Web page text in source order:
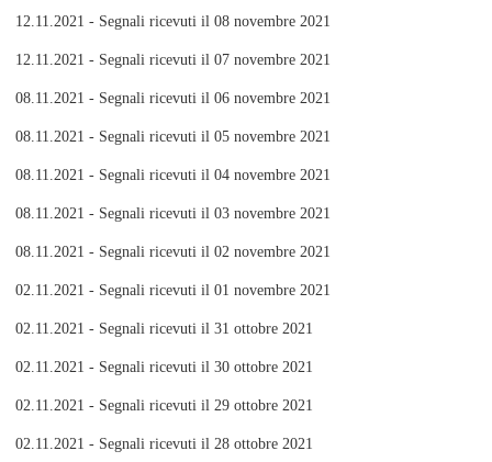
12.11.2021 - Segnali ricevuti il 08 novembre 2021
12.11.2021 - Segnali ricevuti il 07 novembre 2021
08.11.2021 - Segnali ricevuti il 06 novembre 2021
08.11.2021 - Segnali ricevuti il 05 novembre 2021
08.11.2021 - Segnali ricevuti il 04 novembre 2021
08.11.2021 - Segnali ricevuti il 03 novembre 2021
08.11.2021 - Segnali ricevuti il 02 novembre 2021
02.11.2021 - Segnali ricevuti il 01 novembre 2021
02.11.2021 - Segnali ricevuti il 31 ottobre 2021
02.11.2021 - Segnali ricevuti il 30 ottobre 2021
02.11.2021 - Segnali ricevuti il 29 ottobre 2021
02.11.2021 - Segnali ricevuti il 28 ottobre 2021